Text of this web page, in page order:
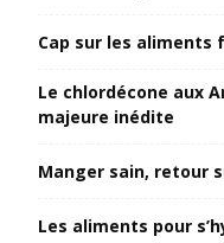
Cap sur les aliments
Le chlordécone aux
majeure inédite
Manger sain, retour
Les aliments pour